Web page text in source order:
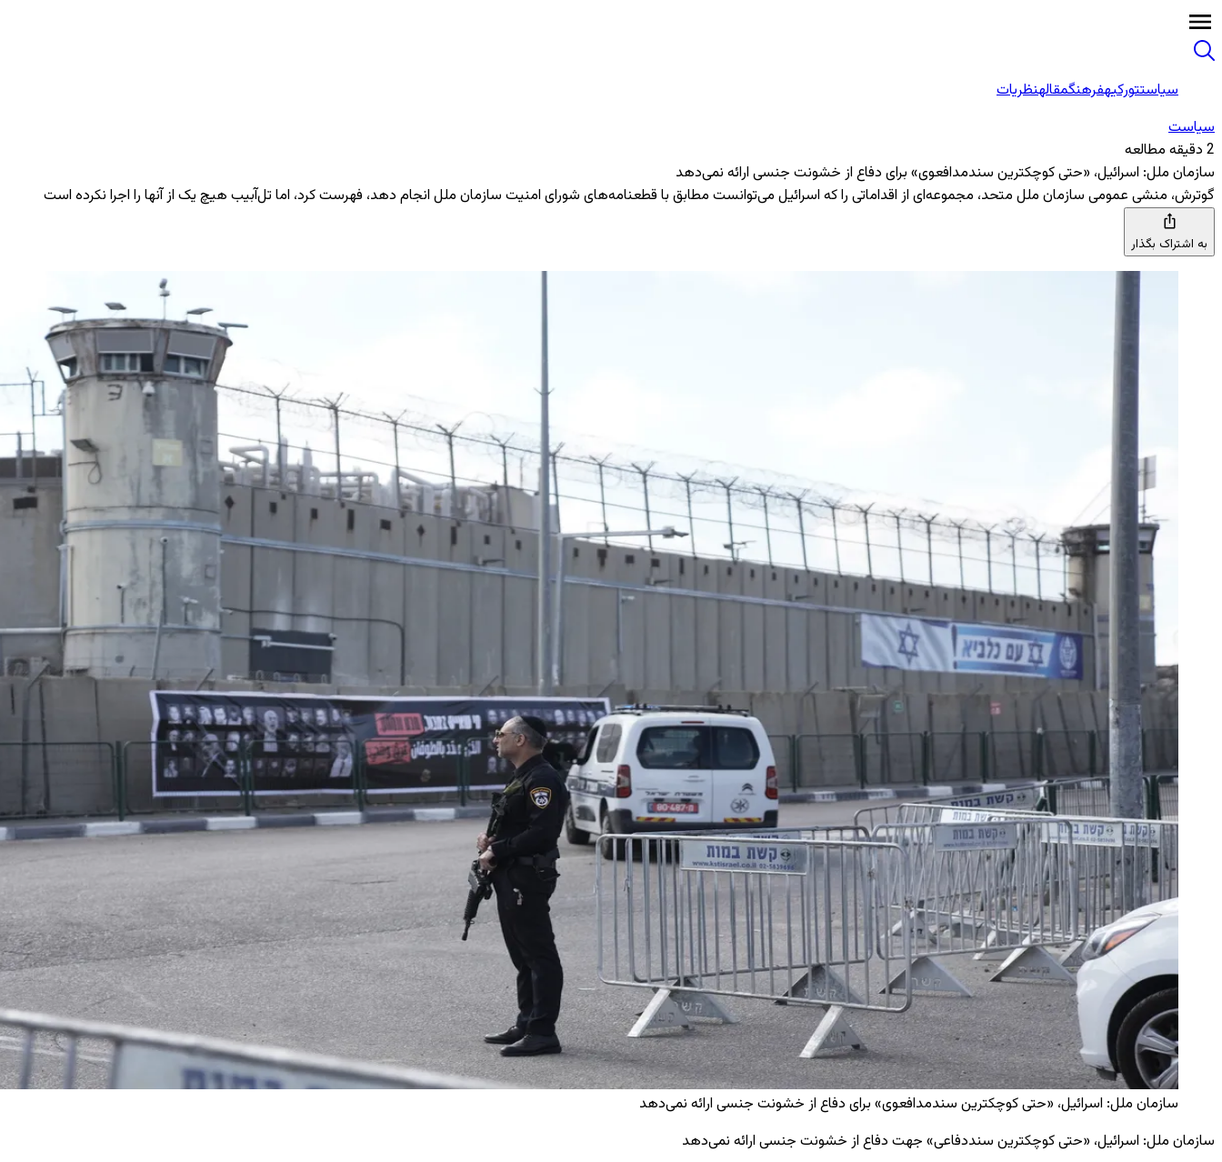
سیاستتورکیهفرهنگمقالهنظریات
سیاست
2 دقیقه مطالعه
سازمان ملل: اسرائیل، «حتی کوچکترین سندمدافعوی» برای دفاع از خشونت جنسی ارائه نمی‌دهد
گوترش، منشی عمومی سازمان ملل متحد، مجموعه‌ای از اقداماتی را که اسرائیل می‌توانست مطابق با قطعنامه‌های شورای امنیت سازمان ملل انجام دهد، فهرست کرد، اما تل‌آبیب هیچ یک از آنها را اجرا نکرده است
به اشتراک بگذار
سازمان ملل: اسرائیل، «حتی کوچکترین سندمدافعوی» برای دفاع از خشونت جنسی ارائه نمی‌دهد
سازمان ملل: اسرائیل، «حتی کوچکترین سنددفاعی» جهت دفاع از خشونت جنسی ارائه نمی‌دهد